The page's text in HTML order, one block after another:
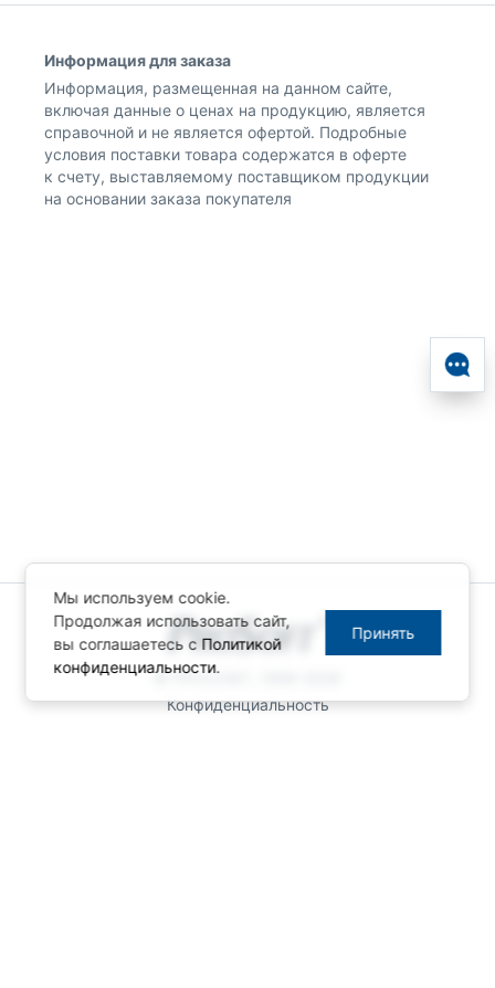
Информация для заказа
Информация, размещенная на данном сайте,
включая данные о ценах на продукцию, является
справочной и не является офертой. Подробные
условия поставки товара содержатся в оферте
к счету, выставляемому поставщиком продукции
на основании заказа покупателя
© ПРОСОФТ, 1996-2026
Конфиденциальность
Мы используем cookie.
Продолжая использовать сайт,
вы соглашаетесь с Политикой
конфиденциальности.
Принять